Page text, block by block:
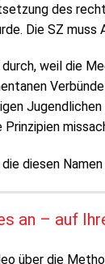
des
Die SZ muss
weil die
die diesen
an – auf
über die